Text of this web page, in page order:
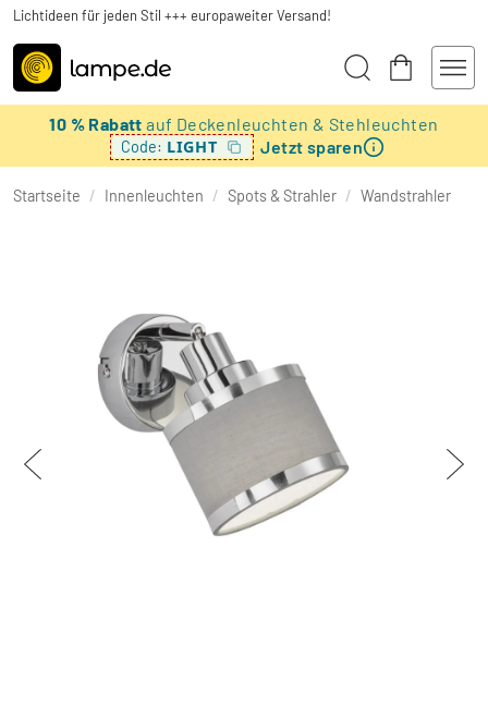
Lichtideen für jeden Stil +++ europaweiter Versand!
10 % Rabattauf Deckenleuchten & Stehleuchten
Code: LIGHT Jetzt sparen
Startseite / Innenleuchten / Spots & Strahler / Wandstrahler